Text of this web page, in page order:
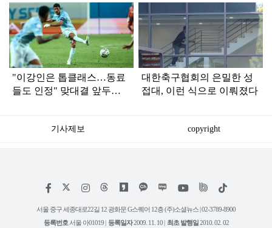
탑
라
인
"이강인은 톱클래스…동료
들도 인정" 맞대결 앞두고
대한축구협회의 은밀한 성
접대, 이런 식으로 이뤄졌다
기사제보 copyright
페
스
인
타
위
트
틱
서울 중구 세종대로22길 12 광화문 G스퀘어 12층 (주)소셜뉴스 | 02-3789-8900
등록번호 서울 아01019 | 등록일자2009. 11. 10 | 최초 발행일 2010. 02. 02